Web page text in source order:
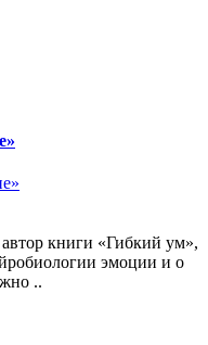
книги «Гибкий ум»,
эмоции и о
..